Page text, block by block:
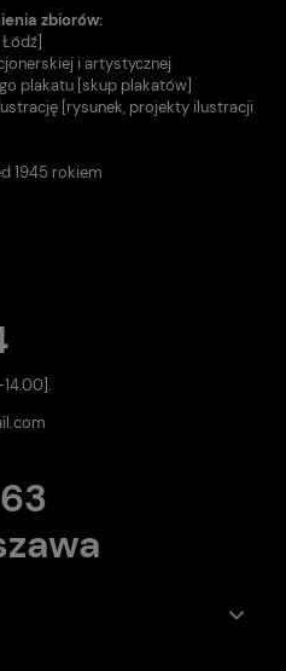
zbiorów:
i artystycznej
plakatu [skup plakatów]
[rysunek, projekty ilustracji
1945 rokiem